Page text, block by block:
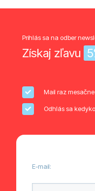
Prihlás sa na odber
Získaj zľavu
Mail raz mesačne
Odhlás sa
E-mail: